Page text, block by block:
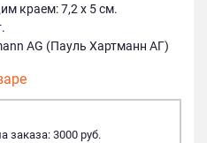
краем: 7,2 х 5 см.
AG (Пауль Хартманн АГ)
3000 руб.